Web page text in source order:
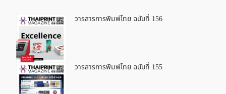
วารสารการพิมพ์ไทย ฉบับที่ 156
วารสารการพิมพ์ไทย ฉบับที่ 155